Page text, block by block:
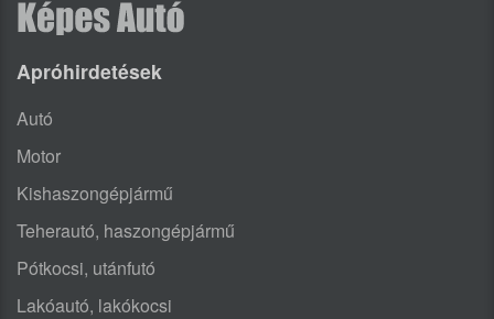
Apróhirdetések
Autó
Motor
Kishaszongépjármű
Teherautó, haszongépjármű
Pótkocsi, utánfutó
Lakóautó, lakókocsi